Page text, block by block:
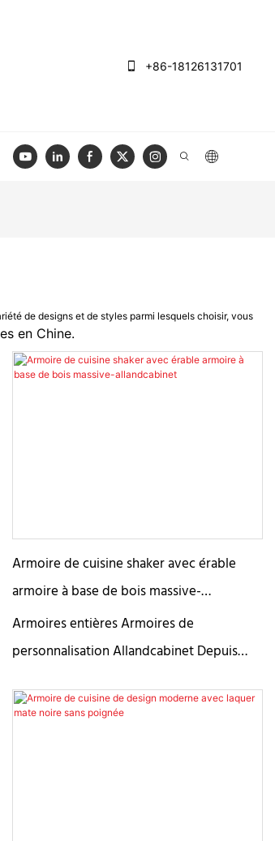
+86-18126131701
CAS BLOG VIDÉO NOUS
de designs et de styles parmi lesquels choisir, vous
en Chine.
Armoire de cuisine shaker avec érable
armoire à base de bois massive-
allandcabinet
Armoires entières Armoires de
personnalisation Allandcabinet Depuis
création d'armoires sur mesure haut de